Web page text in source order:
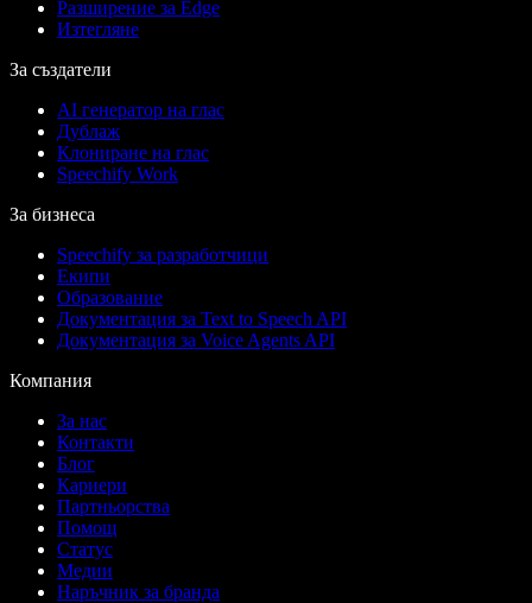
Разширение за Edge
Изтегляне
За създатели
AI генератор на глас
Дублаж
Клониране на глас
Speechify Work
За бизнеса
Speechify за разработчици
Екипи
Образование
Документация за Text to Speech API
Документация за Voice Agents API
Компания
За нас
Контакти
Блог
Кариери
Партньорства
Помощ
Статус
Медии
Наръчник за бранда